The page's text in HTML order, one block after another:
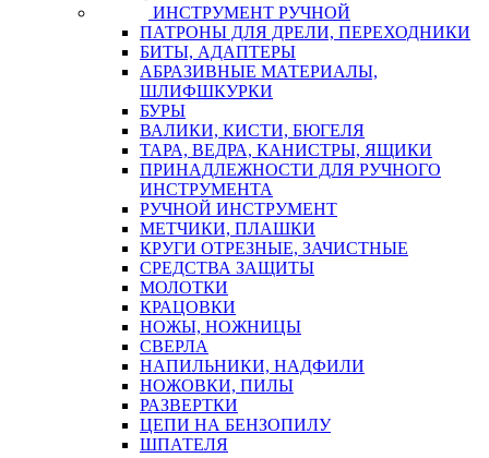
ИНСТРУМЕНТ РУЧНОЙ
ПАТРОНЫ ДЛЯ ДРЕЛИ, ПЕРЕХОДНИКИ
БИТЫ, АДАПТЕРЫ
АБРАЗИВНЫЕ МАТЕРИАЛЫ,
ШЛИФШКУРКИ
БУРЫ
ВАЛИКИ, КИСТИ, БЮГЕЛЯ
ТАРА, ВЕДРА, КАНИСТРЫ, ЯЩИКИ
ПРИНАДЛЕЖНОСТИ ДЛЯ РУЧНОГО
ИНСТРУМЕНТА
РУЧНОЙ ИНСТРУМЕНТ
МЕТЧИКИ, ПЛАШКИ
КРУГИ ОТРЕЗНЫЕ, ЗАЧИСТНЫЕ
СРЕДСТВА ЗАЩИТЫ
МОЛОТКИ
КРАЦОВКИ
НОЖЫ, НОЖНИЦЫ
СВЕРЛА
НАПИЛЬНИКИ, НАДФИЛИ
НОЖОВКИ, ПИЛЫ
РАЗВЕРТКИ
ЦЕПИ НА БЕНЗОПИЛУ
ШПАТЕЛЯ